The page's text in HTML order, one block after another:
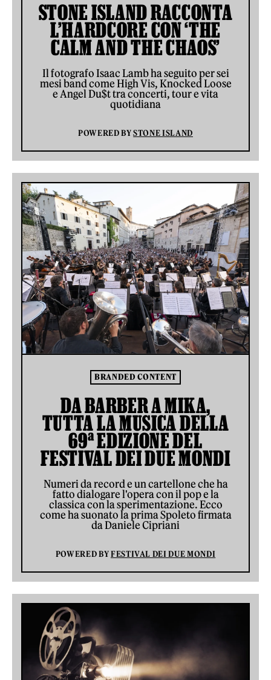
STONE ISLAND RACCONTA
L’HARDCORE CON ‘THE
CALM AND THE CHAOS’
Il fotografo Isaac Lamb ha seguito per sei
mesi band come High Vis, Knocked Loose
e Angel Du$t tra concerti, tour e vita
quotidiana
POWERED BYSTONE ISLAND
BRANDED CONTENT
DA BARBER A MIKA,
TUTTA LA MUSICA DELLA
69ª EDIZIONE DEL
FESTIVAL DEI DUE MONDI
Numeri da record e un cartellone che ha
fatto dialogare l'opera con il pop e la
classica con la sperimentazione. Ecco
come ha suonato la prima Spoleto firmata
da Daniele Cipriani
POWERED BYFESTIVAL DEI DUE MONDI